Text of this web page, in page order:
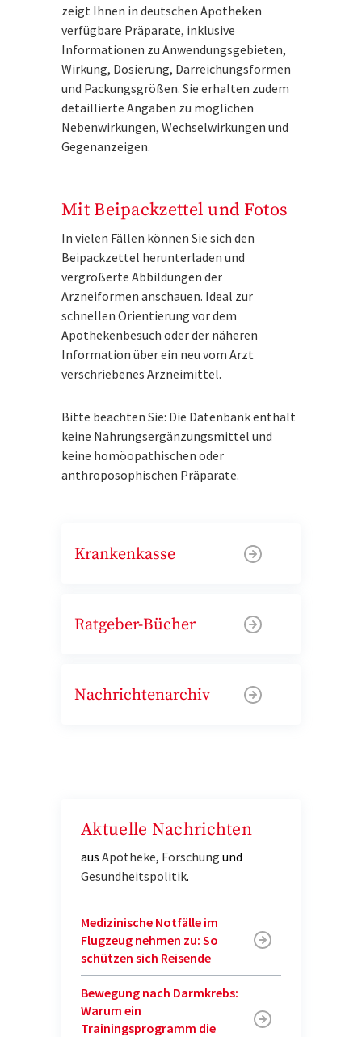
zeigt Ihnen in deutschen Apotheken
verfügbare Präparate, inklusive
Informationen zu Anwendungsgebieten,
Wirkung, Dosierung, Darreichungsformen
und Packungsgrößen. Sie erhalten zudem
detaillierte Angaben zu möglichen
Nebenwirkungen, Wechselwirkungen und
Gegenanzeigen.
Mit Beipackzettel und Fotos
In vielen Fällen können Sie sich den
Beipackzettel herunterladen und
vergrößerte Abbildungen der
Arzneiformen anschauen. Ideal zur
schnellen Orientierung vor dem
Apothekenbesuch oder der näheren
Information über ein neu vom Arzt
verschriebenes Arzneimittel.
Bitte beachten Sie: Die Datenbank enthält
keine Nahrungsergänzungsmittel und
keine homöopathischen oder
anthroposophischen Präparate.
Krankenkasse
Ratgeber-Bücher
Nachrichtenarchiv
Aktuelle Nachrichten
aus Apotheke, Forschung und
Gesundheitspolitik.
Medizinische Notfälle im
Flugzeug nehmen zu: So
schützen sich Reisende
Bewegung nach Darmkrebs:
Warum ein
Trainingsprogramm die